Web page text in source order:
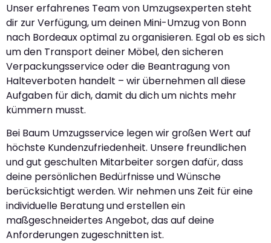
Unser erfahrenes Team von Umzugsexperten steht
dir zur Verfügung, um deinen Mini-Umzug von Bonn
nach Bordeaux optimal zu organisieren. Egal ob es sich
um den Transport deiner Möbel, den sicheren
Verpackungsservice oder die Beantragung von
Halteverboten handelt – wir übernehmen all diese
Aufgaben für dich, damit du dich um nichts mehr
kümmern musst.
Bei Baum Umzugsservice legen wir großen Wert auf
höchste Kundenzufriedenheit. Unsere freundlichen
und gut geschulten Mitarbeiter sorgen dafür, dass
deine persönlichen Bedürfnisse und Wünsche
berücksichtigt werden. Wir nehmen uns Zeit für eine
individuelle Beratung und erstellen ein
maßgeschneidertes Angebot, das auf deine
Anforderungen zugeschnitten ist.